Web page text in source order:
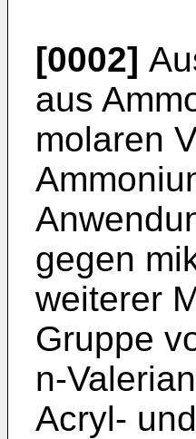
[0002]
aus
molaren
gegen
weiterer
Gruppe
n-
Acryl-